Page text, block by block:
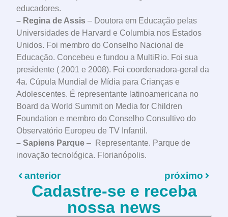
educadores.
– Regina de Assis – Doutora em Educação pelas
Universidades de Harvard e Columbia nos Estados
Unidos. Foi membro do Conselho Nacional de
Educação. Concebeu e fundou a MultiRio. Foi sua
presidente ( 2001 e 2008). Foi coordenadora-geral da
4a. Cúpula Mundial de Mídia para Crianças e
Adolescentes. É representante latinoamericana no
Board da World Summit on Media for Children
Foundation e membro do Conselho Consultivo do
Observatório Europeu de TV Infantil.
– Sapiens Parque – Representante. Parque de
inovação tecnológica. Florianópolis.
anterior próximo
Cadastre-se e receba
nossa news